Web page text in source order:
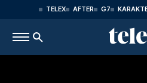
TELEX AFTER G7